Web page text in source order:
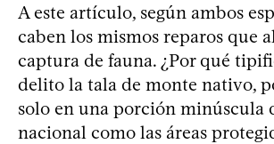
A este artículo, según ambos
caben los mismos reparos que
captura de fauna. ¿Por qué
delito la tala de monte nativo,
solo en una porción
nacional como las áreas